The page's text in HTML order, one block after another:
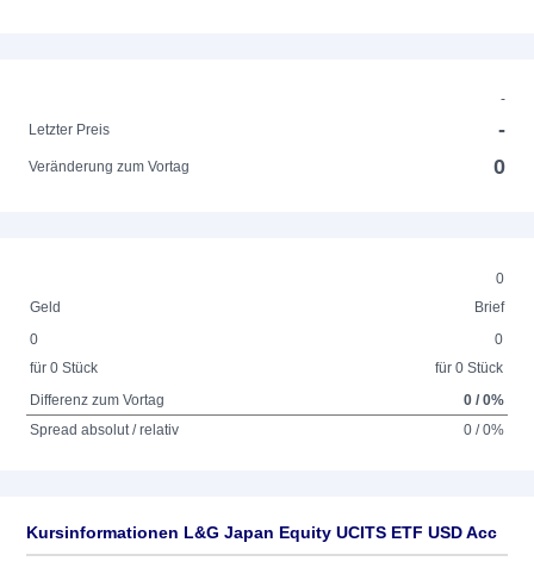
-
Letzter Preis
-
Veränderung zum Vortag 0
0
Geld
Brief
0
für 0 Stück
0
für 0 Stück
Differenz zum Vortag
0 / 0%
Spread absolut / relativ
0 / 0%
Kursinformationen L&G Japan Equity UCITS ETF USD Acc